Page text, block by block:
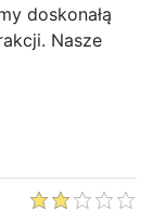
doskonałą
Nasze